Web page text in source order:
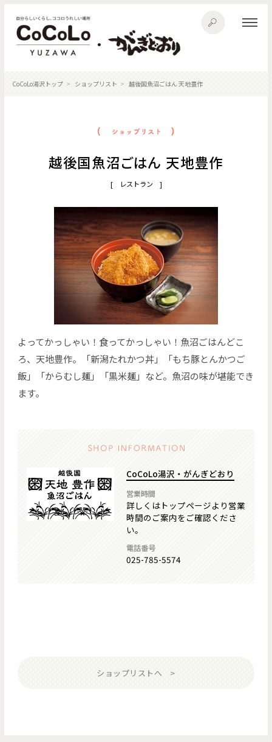
CoCoLo湯沢トップ ショップリスト 越後国魚沼ごはん 天地豊作
越後国魚沼ごはん 天地豊作
[ レストラン ]
よってかっしゃい！食ってかっしゃい！魚沼ごはんどこ
ろ、天地豊作。「新潟たれかつ丼」「もち豚とんかつご
飯」「からむし麺」「黒米麺」など。魚沼の味が堪能でき
ます。
CoCoLo湯沢・がんぎどおり
営業時間
詳しくはトップページより営業
時間のご案内をご確認くださ
い。
電話番号
025-785-5574
ショップリストへ